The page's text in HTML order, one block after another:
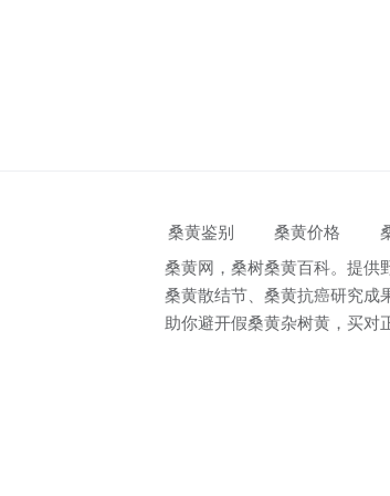
桑黄鉴别 桑黄价格
桑黄网，桑树桑黄百科。提供
桑黄散结节、桑黄抗癌研究成
助你避开假桑黄杂树黄，买对